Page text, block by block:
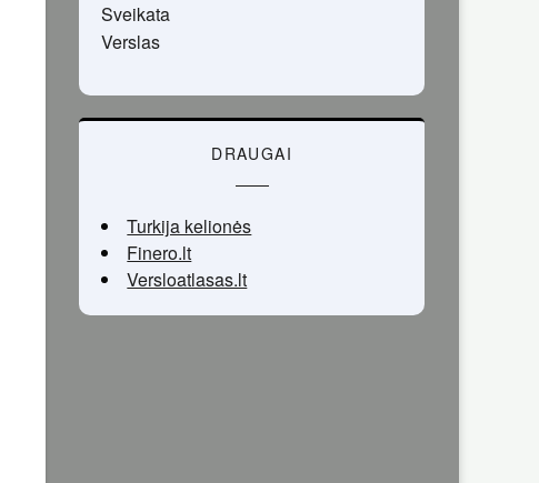
Sveikata
Verslas
DRAUGAI
Turkija kelionės
Finero.lt
Versloatlasas.lt